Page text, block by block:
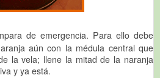
de emergencia. Para ello debe
aún con la médula central que
la vela; llene la mitad de la naranja
y ya está.